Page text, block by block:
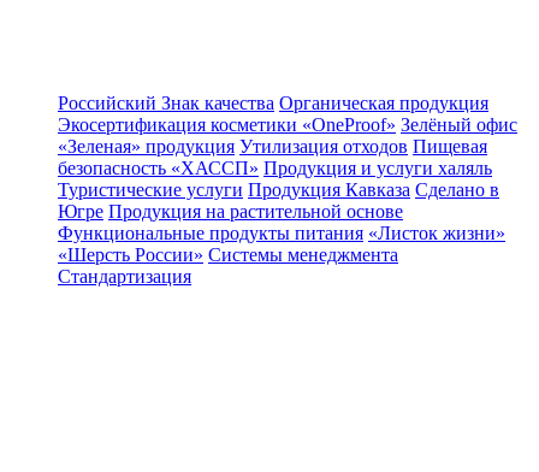
Российский Знак качества Органическая продукция
Экосертификация косметики «OneProof» Зелёный офис
«Зеленая» продукция Утилизация отходов Пищевая
безопасность «ХАССП» Продукция и услуги халяль
Туристические услуги Продукция Кавказа Сделано в
Югре Продукция на растительной основе
Функциональные продукты питания «Листок жизни»
«Шерсть России» Системы менеджмента
Стандартизация